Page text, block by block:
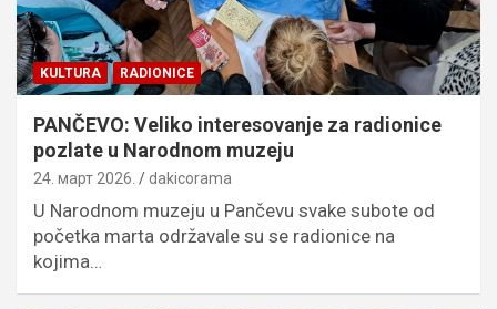
KULTURA RADIONICE
PANČEVO: Veliko interesovanje za radionice
pozlate u Narodnom muzeju
24. март 2026. dakicorama
U Narodnom muzeju u Pančevu svake subote od
početka marta održavale su se radionice na
kojima…